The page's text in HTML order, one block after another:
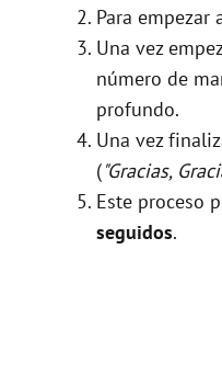
Para empezar
Una vez
número de
profundo.
Una vez
("Gracias,
Este proceso
seguidos.